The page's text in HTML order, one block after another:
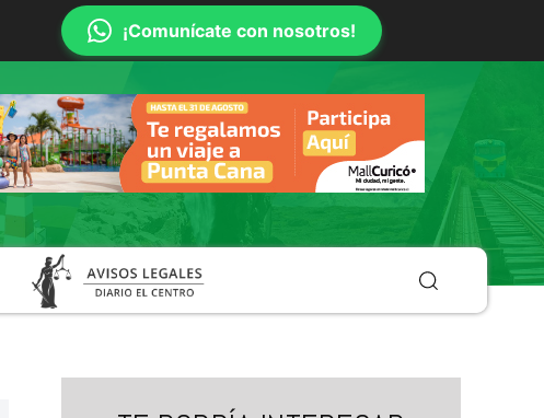
¡Comunícate con nosotros!